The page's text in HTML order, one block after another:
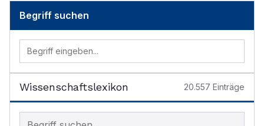
Begriff suchen
Wissenschaftslexikon 20.557 Einträge
Begriff im Lexikon suchen